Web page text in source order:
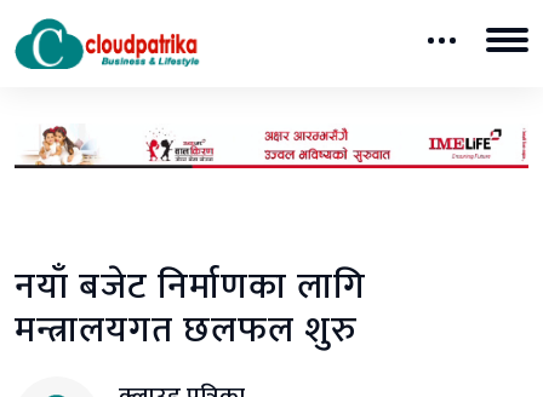
नयाँ बजेट निर्माणका लागि
मन्त्रालयगत छलफल शुरु